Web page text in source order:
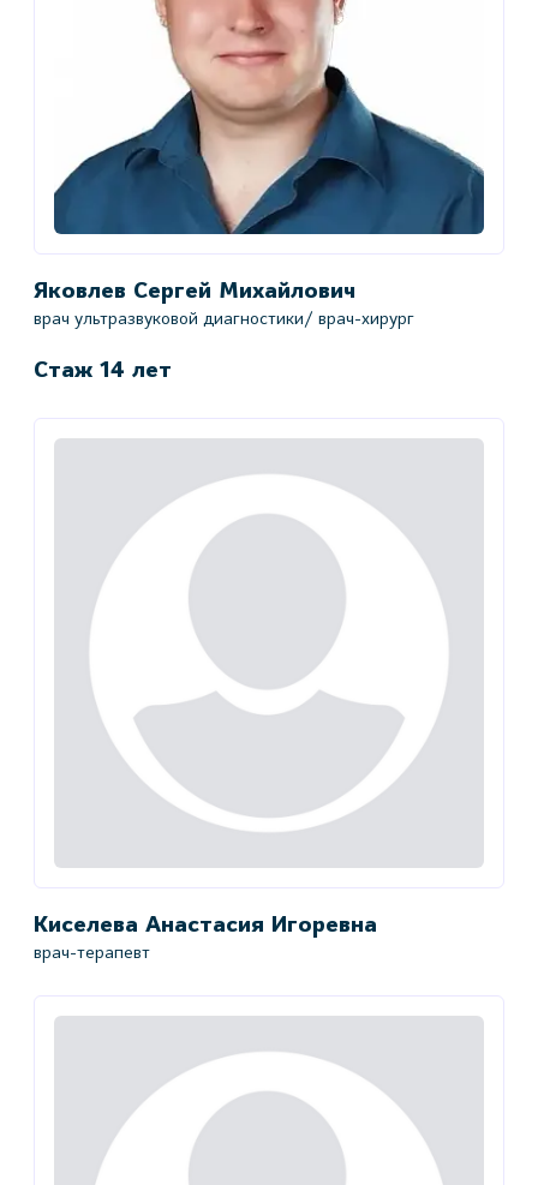
Яковлев Сергей Михайлович
врач ультразвуковой диагностики/ врач-хирург
Стаж 14 лет
Киселева Анастасия Игоревна
врач-терапевт